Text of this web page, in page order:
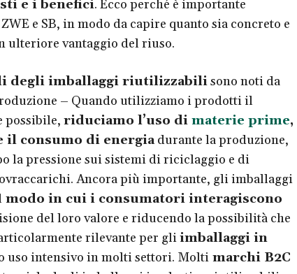
e i benefici. Ecco perché è importante
e SB, in modo da capire quanto sia concreto e
ulteriore vantaggio del riuso.
degli imballaggi riutilizzabilisono noti da
– Quando utilizziamo i prodotti il
possibile, riduciamo l’uso di materie prime,
il consumo di energiadurante la produzione,
la pressione sui sistemi di riciclaggio e di
Ancora più importante, gli imballaggi
modo in cui i consumatori interagiscono
del loro valore e riducendo la possibilità che
rilevante per gliimballaggi in
uso intensivo in molti settori. Moltimarchi B2C